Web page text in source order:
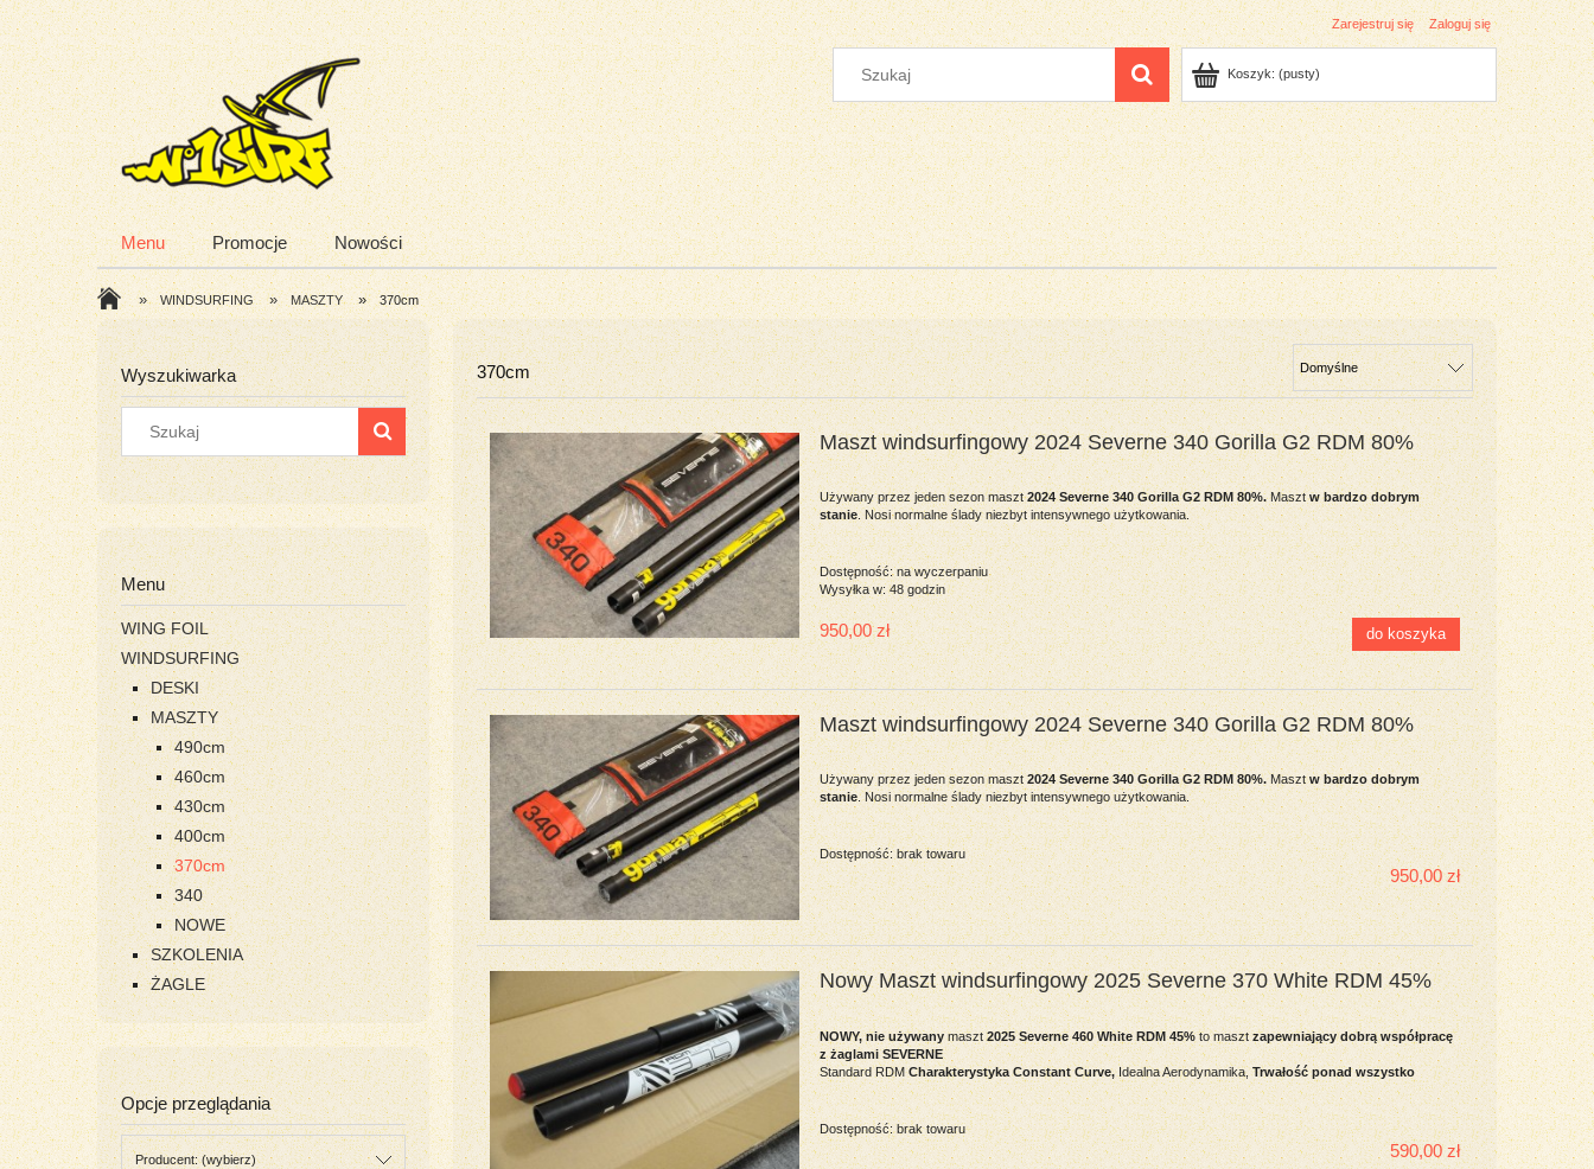
Zarejestruj się Zaloguj się
Koszyk: (pusty)
Menu Promocje Nowości
» WINDSURFING » MASZTY » 370cm
Wyszukiwarka
Menu
WING FOIL
WINDSURFING
DESKI
MASZTY
490cm
460cm
430cm
400cm
370cm
340
NOWE
SZKOLENIA
ŻAGLE
Opcje przeglądania
Producent: (wybierz)
370cm
Maszt windsurfingowy 2024 Severne 340 Gorilla G2 RDM 80%
Używany przez jeden sezon maszt2024 Severne 340 Gorilla G2 RDM 80%.Masztw bardzo dobrym
stanie. Nosi normalne ślady niezbyt intensywnego użytkowania.
Dostępność: na wyczerpaniu
Wysyłka w: 48 godzin
950,00 zł do koszyka
Maszt windsurfingowy 2024 Severne 340 Gorilla G2 RDM 80%
Używany przez jeden sezon maszt2024 Severne 340 Gorilla G2 RDM 80%.Masztw bardzo dobrym
stanie. Nosi normalne ślady niezbyt intensywnego użytkowania.
Dostępność: brak towaru
950,00 zł
Nowy Maszt windsurfingowy 2025 Severne 370 White RDM 45%
NOWY, nie używanymaszt2025Severne 460 White RDM 45%to masztzapewniający dobrą współpracę
z żaglami SEVERNE
Standard RDMCharakterystyka Constant Curve,Idealna Aerodynamika,Trwałość ponad wszystko
Dostępność: brak towaru
590,00 zł